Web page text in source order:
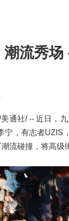
潮流秀
通社/ -- 近日，
宁，有志者UZIS
流碰撞，将高